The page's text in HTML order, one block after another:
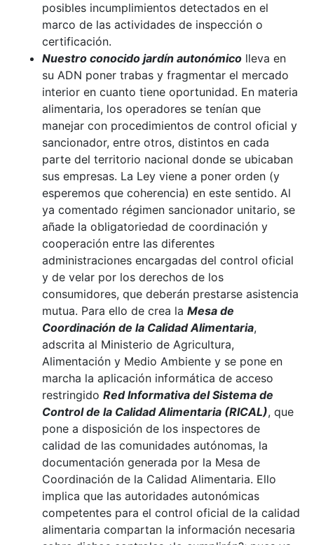
posibles incumplimientos detectados en el
marco de las actividades de inspección o
certificación.
Nuestro conocido jardín autonómico lleva en
su ADN poner trabas y fragmentar el mercado
interior en cuanto tiene oportunidad. En materia
alimentaria, los operadores se tenían que
manejar con procedimientos de control oficial y
sancionador, entre otros, distintos en cada
parte del territorio nacional donde se ubicaban
sus empresas. La Ley viene a poner orden (y
esperemos que coherencia) en este sentido. Al
ya comentado régimen sancionador unitario, se
añade la obligatoriedad de coordinación y
cooperación entre las diferentes
administraciones encargadas del control oficial
y de velar por los derechos de los
consumidores, que deberán prestarse asistencia
mutua. Para ello de crea la Mesa de
Coordinación de la Calidad Alimentaria,
adscrita al Ministerio de Agricultura,
Alimentación y Medio Ambiente y se pone en
marcha la aplicación informática de acceso
restringido Red Informativa del Sistema de
Control de la Calidad Alimentaria (RICAL), que
pone a disposición de los inspectores de
calidad de las comunidades autónomas, la
documentación generada por la Mesa de
Coordinación de la Calidad Alimentaria. Ello
implica que las autoridades autonómicas
competentes para el control oficial de la calidad
alimentaria compartan la información necesaria